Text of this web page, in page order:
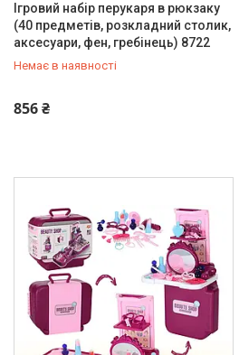
Ігровий набір перукаря в рюкзаку
(40 предметів, розкладний столик,
аксесуари, фен, гребінець) 8722
Немає в наявності
856 ₴
0 (800) 33-98-35